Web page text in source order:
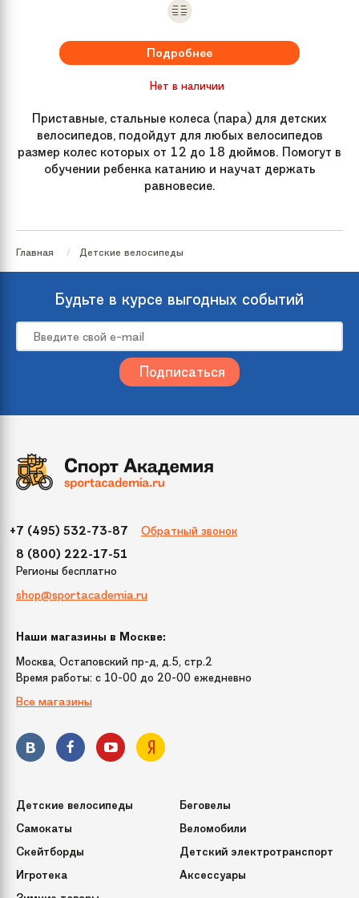
Подробнее
Нет в наличии
Приставные, стальные колеса (пара) для детских
велосипедов, подойдут для любых велосипедов
размер колес которых от 12 до 18 дюймов. Помогут в
обучении ребенка катанию и научат держать
равновесие.
Главная Детские велосипеды
Будьте в курсе выгодных событий
+7 (495) 532-73-87 Обратный звонок
8 (800) 222-17-51
Регионы бесплатно
shop@sportacademia.ru
Наши магазины в Москве:
Москва, Остаповский пр-д, д.5, стр.2
Время работы: c 10-00 до 20-00 ежедневно
Все магазины
Детские велосипеды
Беговелы
Самокаты
Веломобили
Скейтборды
Детский электротранспорт
Игротека
Аксессуары